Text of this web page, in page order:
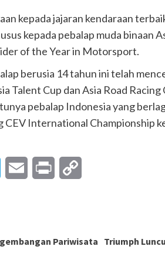
kepada jajaran kendaraan
kepada pebalap muda binaan
of the Year in Motorsport.
berusia 14 tahun ini telah
Talent Cup dan Asia Road
pebalap Indonesia yang
CEV International Championship
TelegramEmail Print
Pariwisata Triumph